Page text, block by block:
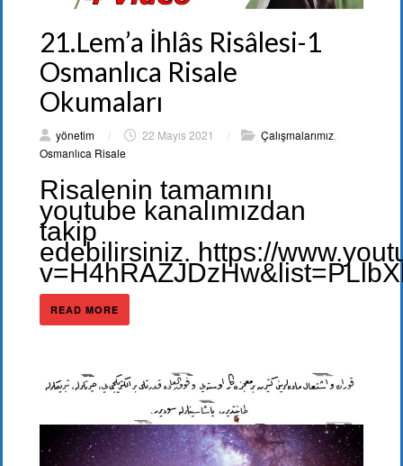
21.Lem’a İhlâs Risâlesi-1
Osmanlıca Risale
Okumaları
yönetim / 22 Mayıs 2021 / Çalışmalarımız,
Osmanlıca Risale
Risalenin tamamını
youtube kanalımızdan
takip
edebilirsiniz. https://
READ MORE